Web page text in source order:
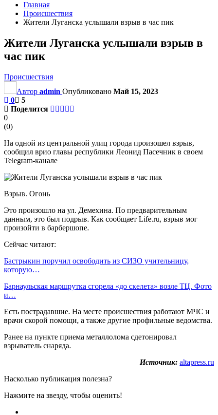
Главная
Происшествия
Жители Луганска услышали взрыв в час пик
Жители Луганска услышали взрыв в
час пик
Происшествия
Автор admin Опубликовано Май 15, 2023
0
5
Поделится
0
(0)
На одной из центральной улиц города произошел взрыв,
сообщил врио главы республики Леонид Пасечник в своем
Telegram-канале
Взрыв. Огонь
Это произошло на ул. Демехина. По предварительным
данным, это был подрыв. Как сообщает Life.ru, взрыв мог
произойти в барбершопе.
Сейчас читают:
Бастрыкин поручил освободить из СИЗО учительницу,
которую…
Барнаульская маршрутка сгорела «до скелета» возле ТЦ. Фото
и…
Есть пострадавшие. На месте происшествия работают МЧС и
врачи скорой помощи, а также другие профильные ведомства.
Ранее на пункте приема металлолома сдетонировал
взрыватель снаряда.
Источник: altapress.ru
Насколько публикация полезна?
Нажмите на звезду, чтобы оценить!